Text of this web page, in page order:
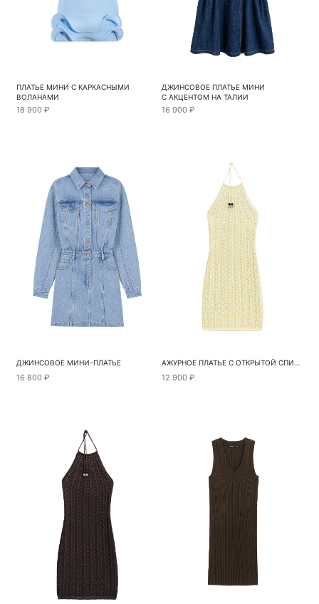
ПЛАТЬЕ МИНИ С КАРКАСНЫМИ
ВОЛАНАМИ
18 900 ₽
ДЖИНСОВОЕ ПЛАТЬЕ МИНИ
С АКЦЕНТОМ НА ТАЛИИ
16 900 ₽
ДЖИНСОВОЕ МИНИ-ПЛАТЬЕ
16 800 ₽
АЖУРНОЕ ПЛАТЬЕ С ОТКРЫТОЙ СПИНОЙ
12 900 ₽